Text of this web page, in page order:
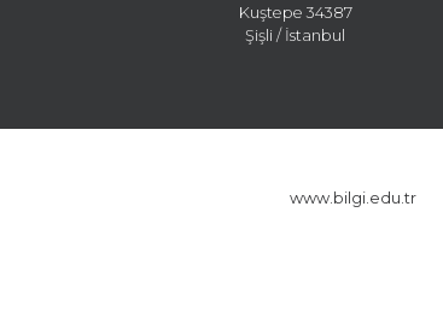
Kuştepe 34387
Şişli / İstanbul
www.bilgi.edu.tr